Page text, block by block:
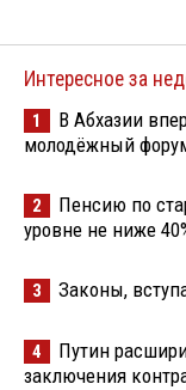
Интересное за
1
В Абхазии
молодёжный
2
Пенсию по
уровне не ниже
3 Законы,
4
Путин
заключения